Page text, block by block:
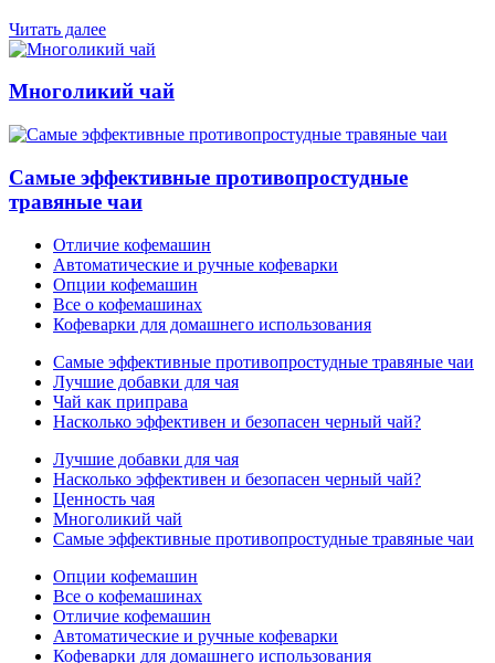
Читать далее
Многоликий чай
Самые эффективные противопростудные
травяные чаи
Отличие кофемашин
Автоматические и ручные кофеварки
Опции кофемашин
Все о кофемашинах
Кофеварки для домашнего использования
Самые эффективные противопростудные травяные чаи
Лучшие добавки для чая
Чай как приправа
Насколько эффективен и безопасен черный чай?
Лучшие добавки для чая
Насколько эффективен и безопасен черный чай?
Ценность чая
Многоликий чай
Самые эффективные противопростудные травяные чаи
Опции кофемашин
Все о кофемашинах
Отличие кофемашин
Автоматические и ручные кофеварки
Кофеварки для домашнего использования